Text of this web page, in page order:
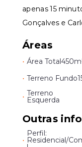
apenas 15
Gonçalves e
Áreas
• Área Total
• Terreno Fundo
• Terreno
Esquerda
Outras
•
Perfil:
Residencial/